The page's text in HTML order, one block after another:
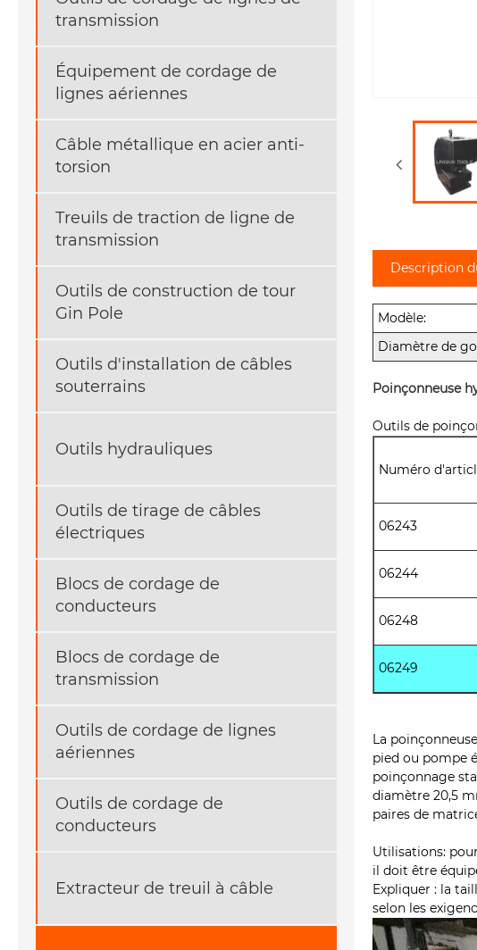
transmission
Équipement de cordage de
lignes aériennes
Câble métallique en acier anti-
torsion
Treuils de traction de ligne de
transmission
Outils de construction de tour
Gin Pole
Outils d'installation de câbles
souterrains
Outils hydrauliques
Outils de tirage de câbles
électriques
Blocs de cordage de
conducteurs
Blocs de cordage de
transmission
Outils de cordage de lignes
aériennes
Outils de cordage de
conducteurs
Extracteur de treuil à câble
Description
Modèle:
Diamètre de
Poinçonneuse
Outils de
Numéro
06243
06244
06248
06249
La
pied ou pompe
poinçonnage
diamètre 20,5
paires de
Utilisations:
il doit être
Expliquer : la
selon les